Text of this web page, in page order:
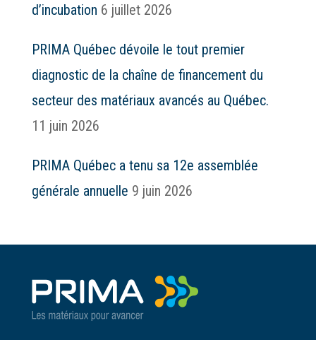
d’incubation 6 juillet 2026
PRIMA Québec dévoile le tout premier
diagnostic de la chaîne de financement du
secteur des matériaux avancés au Québec.
11 juin 2026
PRIMA Québec a tenu sa 12e assemblée
générale annuelle 9 juin 2026